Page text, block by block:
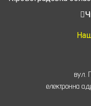
Знам’янка,
Звенигородка,
Монастырище,
Черкассы,вул.
електронна